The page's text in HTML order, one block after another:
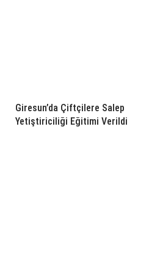
Giresun’da Çiftçilere Salep
Yetiştiriciliği Eğitimi Verildi